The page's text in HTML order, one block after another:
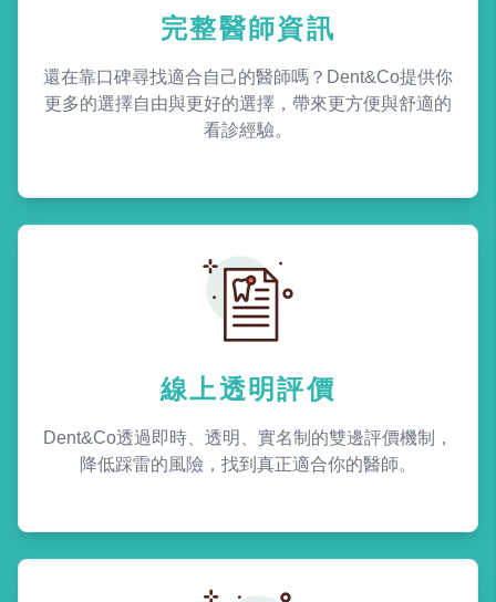
完整醫師資訊
還在靠口碑尋找適合自己的醫師嗎？Dent&Co提供你
更多的選擇自由與更好的選擇，帶來更方便與舒適的
看診經驗。
線上透明評價
Dent&Co透過即時、透明、實名制的雙邊評價機制，
降低踩雷的風險，找到真正適合你的醫師。